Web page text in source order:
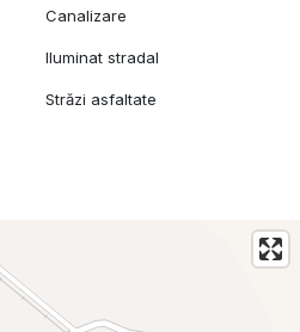
Canalizare
Iluminat stradal
Străzi asfaltate